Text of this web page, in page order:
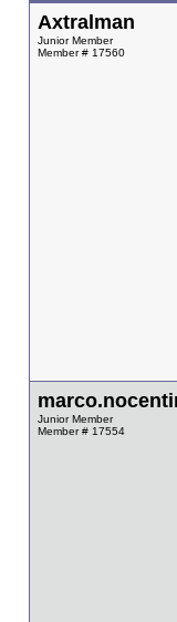
Axtralman
Junior Member
Member # 17560
Junior Member
Member # 17554